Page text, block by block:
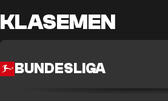
KLASEMEN
BUNDESLIGA